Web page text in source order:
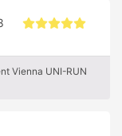
Vienna UNI-RUN